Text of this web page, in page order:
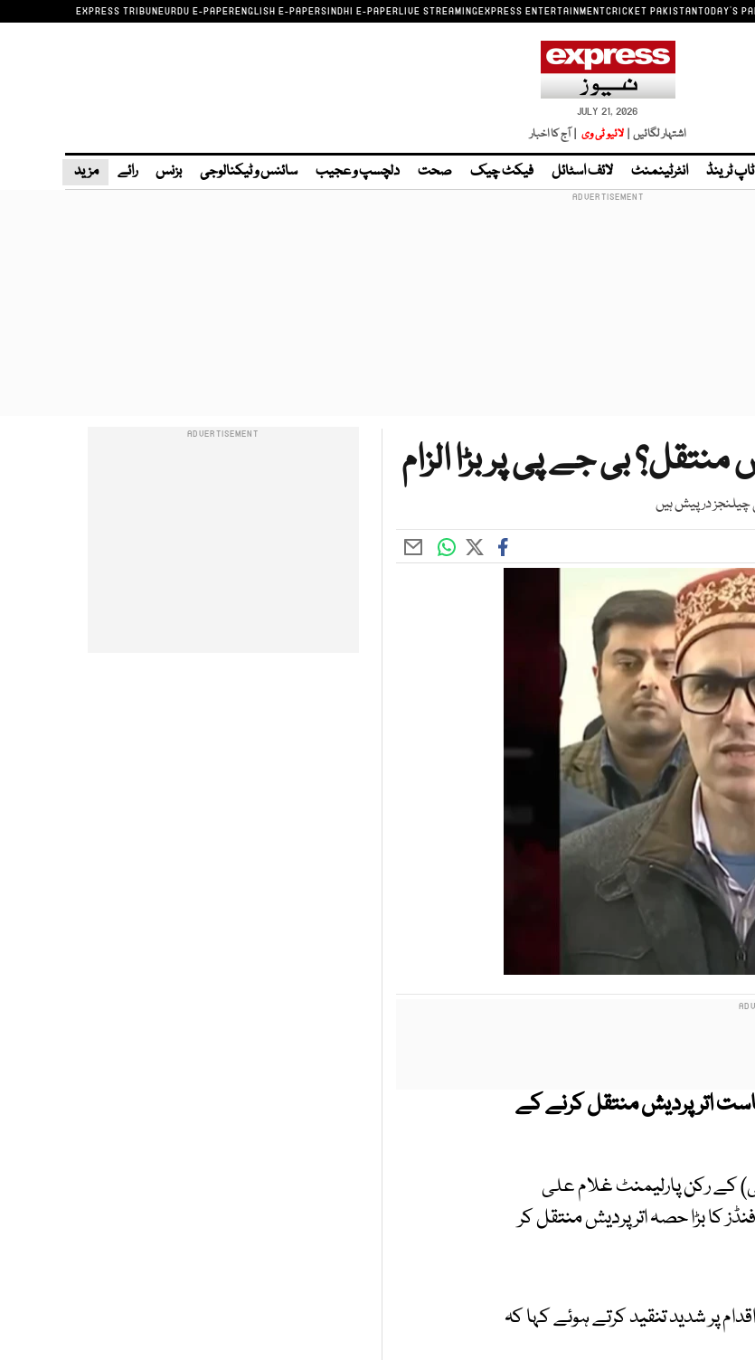
EXPRESS TRIBUNEURDU E-PAPERENGLISH E-PAPERSINDHI E-PAPERLIVE STREAMINGEXPRESS ENTERTAINMENTCRICKET PAKISTANTODAY'S
JULY 21, 2026
اشتہار لگائیں | لائیو ٹی وی | آج کا اخبار
ٹاپ ٹرینڈ انٹرٹینمنٹ لائف اسٹائل فیکٹ چیک صحت دلچسپ و عجیب سائنس و ٹیکنالوجی بزنس رائے مزید
بی جے پی پر بڑا الزام
درپیش ہیں
اترپردیش منتقل کرنے کے
کے رکن پارلیمنٹ غلام علی
کا بڑا حصہ اترپردیش منتقل کر
پر شدید تنقید کرتے ہوئے کہا کہ